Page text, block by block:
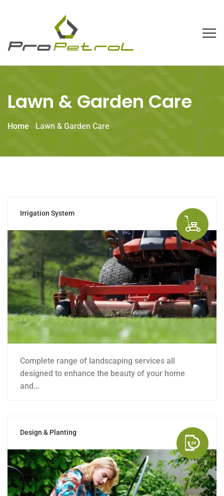
Lawn & Garden Care
Home - Lawn & Garden Care
Irrigation System
Complete range of landscaping services all
designed to enhance the beauty of your home
and…
Design & Planting